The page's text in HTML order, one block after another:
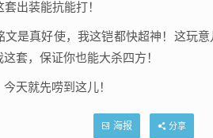
文是真好使，我这铠都快超神！这玩
套，保证你也能大杀四方！
天就先唠到这儿！
海报 分享